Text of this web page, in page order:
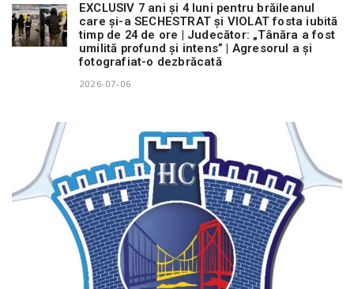
EXCLUSIV 7 ani și 4 luni pentru brăileanul
care și-a SECHESTRAT și VIOLAT fosta iubită
timp de 24 de ore | Judecător: „Tânăra a fost
umilită profund și intens” | Agresorul a și
fotografiat-o dezbrăcată
2026-07-06